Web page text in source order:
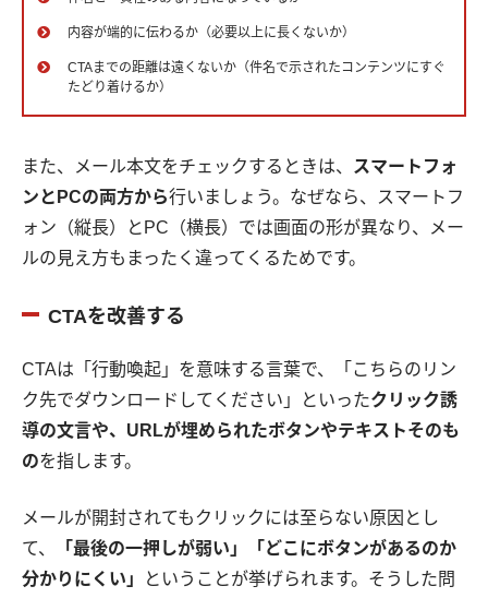
内容が端的に伝わるか（必要以上に長くないか）
CTAまでの距離は遠くないか（件名で示されたコンテンツにすぐ
たどり着けるか）
また、メール本文をチェックするときは、
スマートフォ
ンとPCの両方から行いましょう。なぜなら、スマートフ
ォン（縦長）とPC（横長）では画面の形が異なり、メー
ルの見え方もまったく違ってくるためです。
CTAを改善する
CTAは「行動喚起」を意味する言葉で、「こちらのリン
ク先でダウンロードしてください」といったクリック誘
導の文言や、URLが埋められたボタンやテキストそのも
のを指します。
メールが開封されてもクリックには至らない原因とし
て、
「最後の一押しが弱い」「どこにボタンがあるのか
分かりにくい」
ということが挙げられます。そうした問